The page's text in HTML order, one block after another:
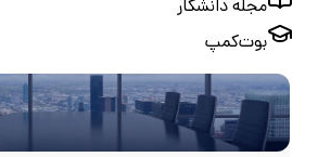
مجله دانشکار
بوت‌کمپ